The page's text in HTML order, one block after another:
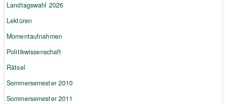
Landtagswahl 2026
Lektüren
Momentaufnahmen
Politikwissenschaft
Rätsel
Sommersemester 2010
Sommersemester 2011